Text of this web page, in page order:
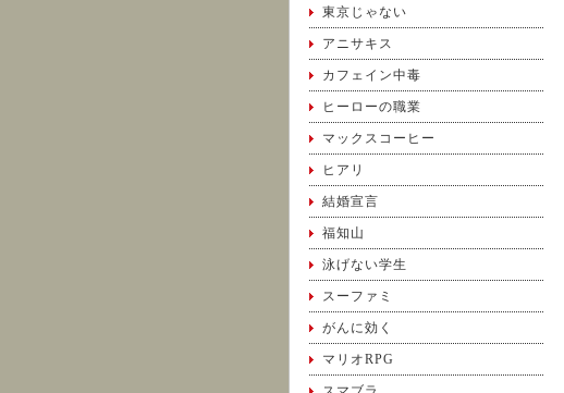
東京じゃない
アニサキス
カフェイン中毒
ヒーローの職業
マックスコーヒー
ヒアリ
結婚宣言
福知山
泳げない学生
スーファミ
がんに効く
マリオRPG